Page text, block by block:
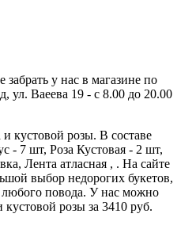
у нас в магазине по
ул. Ваеева 19 - с 8.00 до 20.00
кустовой розы. В составе
- 7 шт, Роза Кустовая - 2 шт,
Лента атласная , . На сайте
выбор недорогих букетов,
повода. У нас можно
кустовой розы за 3410 руб.